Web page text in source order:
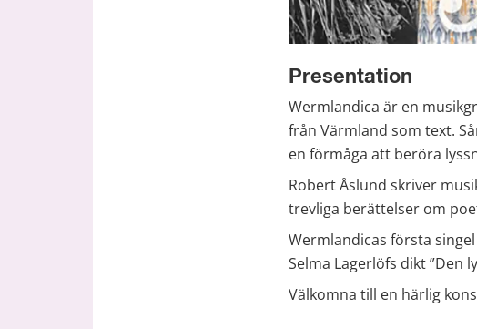
Presentation
Wermlandica är en
från Värmland som text.
en förmåga att beröra
Robert Åslund skriver
trevliga berättelser om
Wermlandicas första
Selma Lagerlöfs dikt ”Den
Välkomna till en härlig